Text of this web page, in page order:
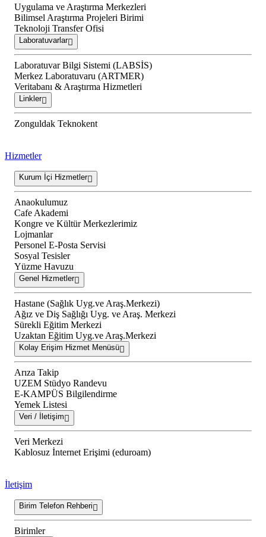
Uygulama ve Araştırma Merkezleri
Bilimsel Araştırma Projeleri Birimi
Teknoloji Transfer Ofisi
Laboratuvarlar
Laboratuvar Bilgi Sistemi (LABSİS)
Merkez Laboratuvaru (ARTMER)
Veritabanı & Araştırma Hizmetleri
Linkler
Zonguldak Teknokent
Hizmetler
Kurum İçi Hizmetler
Anaokulumuz
Cafe Akademi
Kongre ve Kültür Merkezlerimiz
Lojmanlar
Personel E-Posta Servisi
Sosyal Tesisler
Yüzme Havuzu
Genel Hizmetler
Hastane (Sağlık Uyg.ve Araş.Merkezi)
Ağız ve Diş Sağlığı Uyg. ve Araş. Merkezi
Sürekli Eğitim Merkezi
Uzaktan Eğitim Uyg.ve Araş.Merkezi
Kolay Erişim Hizmet Menüsü
Arıza Takip
UZEM Stüdyo Randevu
E-KAMPÜS Bilgilendirme
Yemek Listesi
Veri / İletişim
Veri Merkezi
Kablosuz İnternet Erişimi (eduroam)
İletişim
Birim Telefon Rehberi
Birimler